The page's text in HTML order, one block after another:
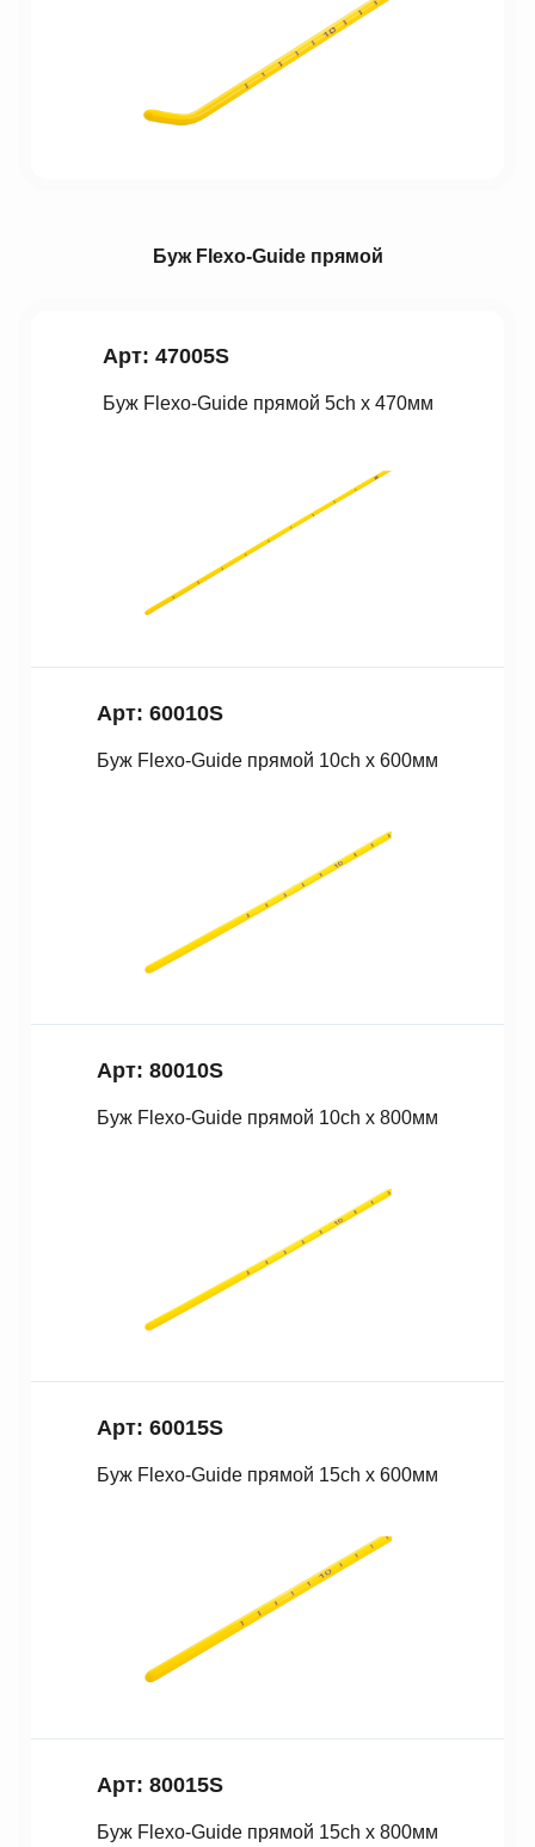
Буж Fleхo-Guide прямой
Арт: 47005S
Буж Fleхo-Guide прямой 5ch x 470мм
Арт: 60010S
Буж Fleхo-Guide прямой 10ch x 600мм
Арт: 80010S
Буж Fleхo-Guide прямой 10ch x 800мм
Арт: 60015S
Буж Fleхo-Guide прямой 15ch x 600мм
Арт: 80015S
Буж Fleхo-Guide прямой 15ch x 800мм